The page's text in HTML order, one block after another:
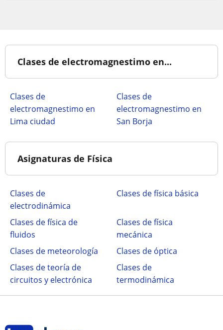
Clases de electromagnestimo en...
Clases de
electromagnestimo en
Lima ciudad
Clases de
electromagnestimo en
San Borja
Asignaturas de Física
Clases de
electrodinámica
Clases de física básica
Clases de física de
fluidos
Clases de física
mecánica
Clases de meteorología
Clases de óptica
Clases de teoría de
circuitos y electrónica
Clases de
termodinámica